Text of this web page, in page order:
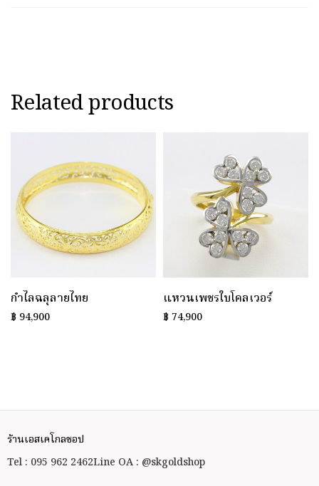
Related products
กำไลฉลุลายไทย
฿ 94,900
แหวนเพชรใบโคลเวอร์
฿ 74,900
ร้านเอสเคโกลชอป
Tel : 095 962 2462Line OA : @skgoldshop